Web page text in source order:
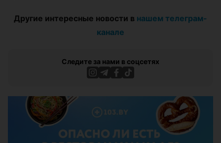
Другие интересные новости в нашем телеграм-
канале
Следите за нами в соцсетях